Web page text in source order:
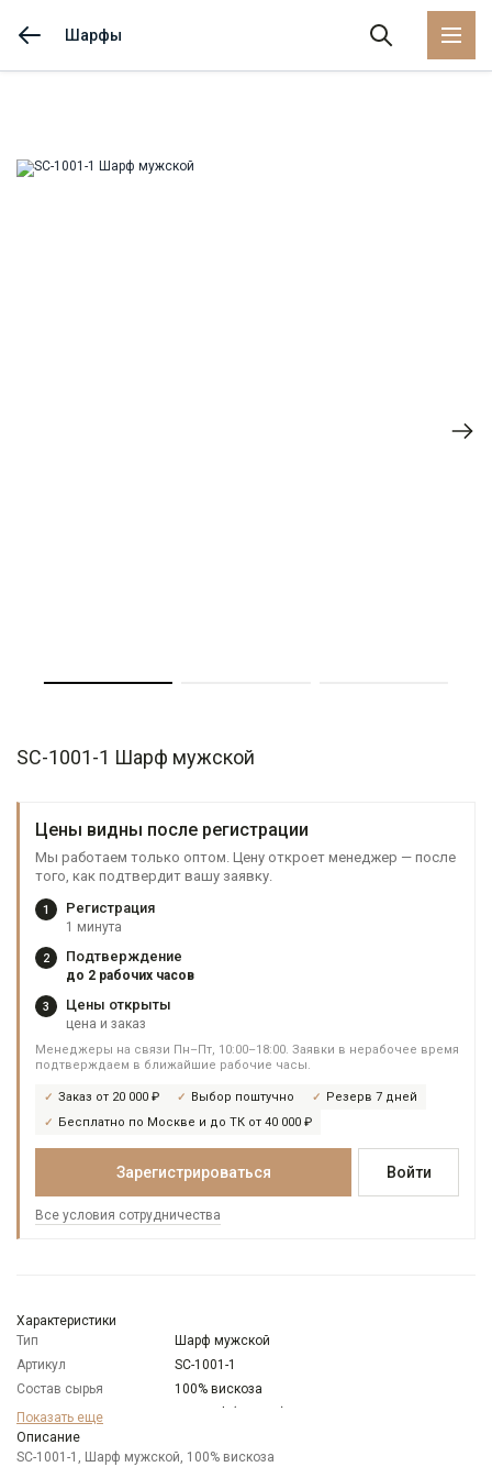
Шарфы
SC-1001-1 Шарф мужской
Цены видны после регистрации
Мы работаем только оптом. Цену откроет менеджер — после
того, как подтвердит вашу заявку.
1 Регистрация
1 минута
2 Подтверждение
до 2 рабочих часов
3 Цены открыты
цена и заказ
Менеджеры на связи Пн–Пт, 10:00–18:00. Заявки в нерабочее время
подтверждаем в ближайшие рабочие часы.
Заказ от 20 000 ₽ Выбор поштучно
Резерв 7 дней
Бесплатно по Москве и до ТК от 40 000 ₽
Зарегистрироваться Войти
Все условия сотрудничества
Характеристики
Тип
Шарф мужской
Артикул
SC-1001-1
Состав сырья
100% вискоза
Бренд
Цвет
Показать еще
Описание
SC-1001-1, Шарф мужской, 100% вискоза